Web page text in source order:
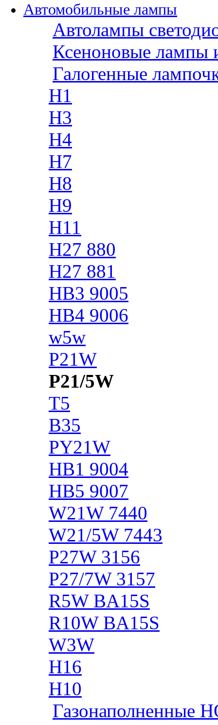
Автомобильные лампы
Автолампы
Ксеноновые лампы
Галогенные
H1
H3
H4
H7
H8
H9
H11
H27 880
H27 881
HB3 9005
HB4 9006
w5w
P21W
P21/5W
T5
B35
PY21W
HB1 9004
HB5 9007
W21W 7440
W21/5W 7443
P27W 3156
P27/7W 3157
R5W BA15S
R10W BA15S
W3W
H16
H10
Газонаполненные